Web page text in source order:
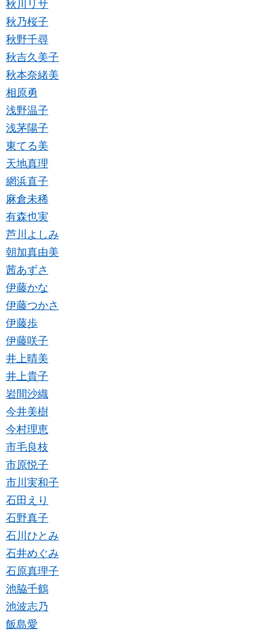
秋川リサ
秋乃桜子
秋野千尋
秋吉久美子
秋本奈緒美
相原勇
浅野温子
浅茅陽子
東てる美
天地真理
網浜直子
麻倉未稀
有森也実
芦川よしみ
朝加真由美
茜あずさ
伊藤かな
伊藤つかさ
伊藤歩
伊藤咲子
井上晴美
井上貴子
岩間沙織
今井美樹
今村理恵
市毛良枝
市原悦子
市川実和子
石田えり
石野真子
石川ひとみ
石井めぐみ
石原真理子
池脇千鶴
池波志乃
飯島愛